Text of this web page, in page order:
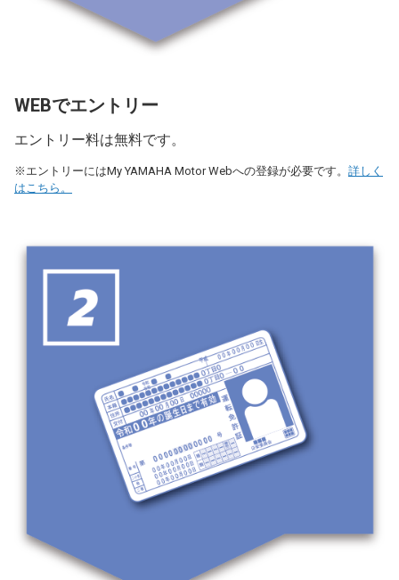
WEBでエントリー
エントリー料は無料です。
※エントリーにはMy YAMAHA Motor Webへの登録が必要です。 詳しく
はこちら。